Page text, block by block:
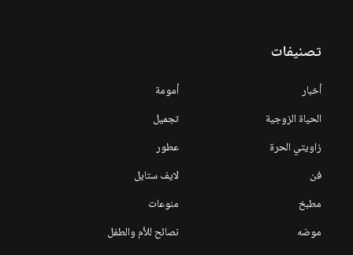
تصنيفات
أخبار
أمومة
الحياة الزوجية
تجميل
زاويتي الحرة
عطور
فن
لايف ستايل
مطبخ
منوعات
موضه
نصائح للأم والطفل